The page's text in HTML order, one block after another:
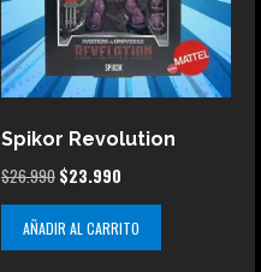
Spikor Revolution
$26.990 El
precio
original
era:
$23.990El
precio
actual
es:
AÑADIR AL CARRITO